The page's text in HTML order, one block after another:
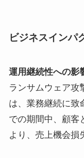
ビジネスインパ
運用継続性への影
ランサムウェア攻
は、業務継続に致
での期間中、顧客
より、売上機会損